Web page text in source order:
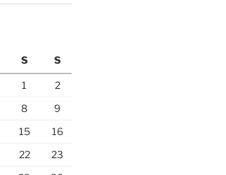
S S
1
2
8
9
15
16
22
23